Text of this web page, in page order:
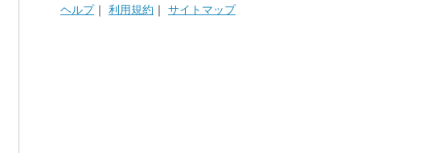
ヘルプ｜ 利用規約 ｜ サイトマップ